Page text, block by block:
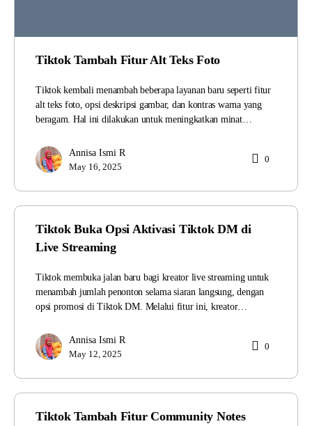
Tiktok Tambah Fitur Alt Teks Foto
Tiktok kembali menambah beberapa layanan baru seperti fitur
alt teks foto, opsi deskripsi gambar, dan kontras warna yang
beragam. Hal ini dilakukan untuk meningkatkan minat…
Annisa Ismi R
May 16, 2025
0
Tiktok Buka Opsi Aktivasi Tiktok DM di
Live Streaming
Tiktok membuka jalan baru bagi kreator live streaming untuk
menambah jumlah penonton selama siaran langsung, dengan
opsi promosi di Tiktok DM. Melalui fitur ini, kreator…
Annisa Ismi R
May 12, 2025
0
Tiktok Tambah Fitur Community Notes